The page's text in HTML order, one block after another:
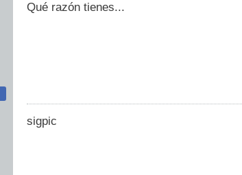
Qué razón tienes...
sigpic